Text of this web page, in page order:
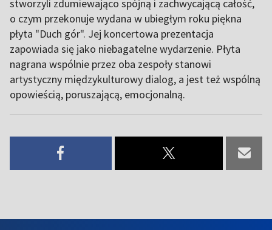
stworzyli zdumiewająco spójną i zachwycającą całość,
o czym przekonuje wydana w ubiegłym roku piękna
płyta "Duch gór". Jej koncertowa prezentacja
zapowiada się jako niebagatelne wydarzenie. Płyta
nagrana wspólnie przez oba zespoły stanowi
artystyczny międzykulturowy dialog, a jest też wspólną
opowieścią, poruszającą, emocjonalną.